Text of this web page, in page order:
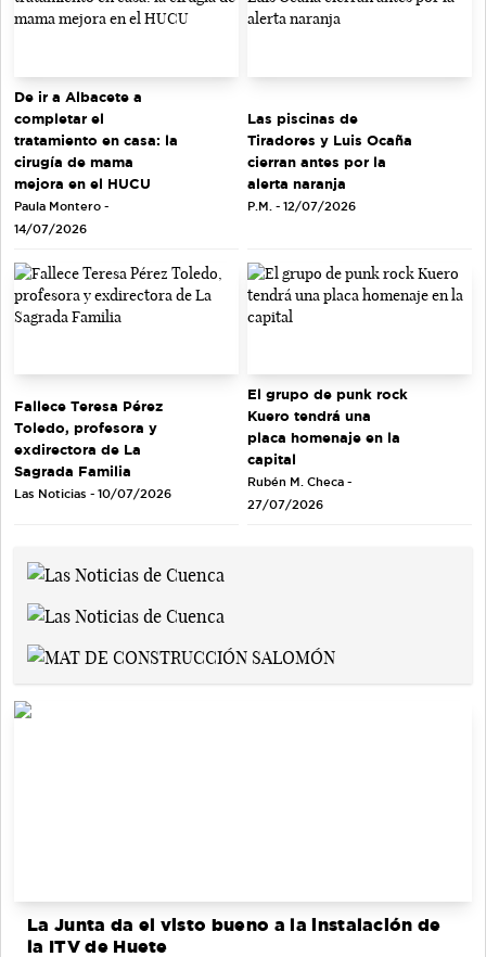
De ir a Albacete a
completar el
tratamiento en casa: la
cirugía de mama
mejora en el HUCU
Paula Montero -
14/07/2026
Las piscinas de
Tiradores y Luis Ocaña
cierran antes por la
alerta naranja
P.M. - 12/07/2026
Fallece Teresa Pérez
Toledo, profesora y
exdirectora de La
Sagrada Familia
Las Noticias - 10/07/2026
El grupo de punk rock
Kuero tendrá una
placa homenaje en la
capital
Rubén M. Checa -
27/07/2026
La Junta da el visto bueno a la instalación de
la ITV de Huete